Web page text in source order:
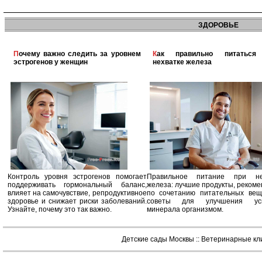
ЗДОРОВЬЕ
Почему важно следить за уровнем
эстрогенов у женщин
Контроль уровня эстрогенов помогает
поддерживать гормональный баланс,
влияет на самочувствие, репродуктивное
здоровье и снижает риски заболеваний.
Узнайте, почему это так важно.
Как правильно питаться при
нехватке железа
Правильное питание при
железа: лучшие продукты,
по сочетанию питательных
советы для улучшения
минерала организмом.
Детские сады Москвы :: Ветеринарные